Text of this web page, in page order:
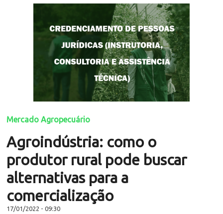
Mercado Agropecuário
Agroindústria: como o
produtor rural pode buscar
alternativas para a
comercialização
17/01/2022 - 09:30